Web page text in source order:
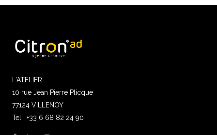
L'ATELIER
10 rue Jean Pierre Plicque
77124 VILLENOY
Tel : +33 6 68 82 24 90